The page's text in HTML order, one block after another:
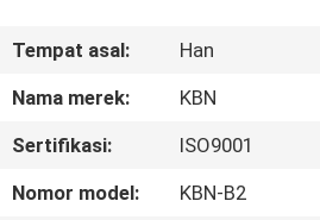
KAMI
PABRIK
Tempat asal:
Han
Nama merek:
KBN
Sertifikasi:
ISO9001
Nomor model:
KBN-B2